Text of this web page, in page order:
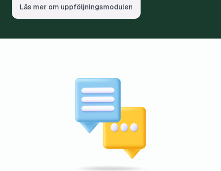
Läs mer om uppföljningsmodulen